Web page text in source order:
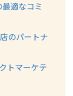
適なコミ
のパートナ
トマーケテ